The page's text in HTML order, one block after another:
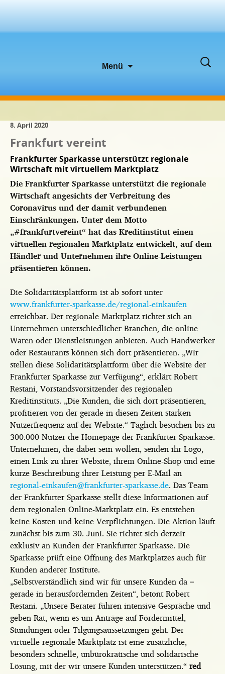
Menü
Suchen
8. April 2020
Frankfurt vereint
Frankfurter Sparkasse unterstützt regionale
Wirtschaft mit virtuellem Marktplatz
Die Frankfurter Sparkasse unterstützt die regionale
Wirtschaft angesichts der Verbreitung des
Coronavirus und der damit verbundenen
Einschränkungen. Unter dem Motto
„#frankfurtvereint“ hat das Kreditinstitut einen
virtuellen regionalen Marktplatz entwickelt, auf dem
Händler und Unternehmen ihre Online-Leistungen
präsentieren können.
Die Solidaritätsplattform ist ab sofort unter
www.frankfurter-sparkasse.de/regional-einkaufen
erreichbar. Der regionale Marktplatz richtet sich an
Unternehmen unterschiedlicher Branchen, die online
Waren oder Dienstleistungen anbieten. Auch Handwerker
oder Restaurants können sich dort präsentieren. „Wir
stellen diese Solidaritätsplattform über die Website der
Frankfurter Sparkasse zur Verfügung“, erklärt Robert
Restani, Vorstandsvorsitzender des regionalen
Kreditinstituts. „Die Kunden, die sich dort präsentieren,
profitieren von der gerade in diesen Zeiten starken
Nutzerfrequenz auf der Website.“ Täglich besuchen bis zu
300.000 Nutzer die Homepage der Frankfurter Sparkasse.
Unternehmen, die dabei sein wollen, senden ihr Logo,
einen Link zu ihrer Website, ihrem Online-Shop und eine
kurze Beschreibung ihrer Leistung per E-Mail an
regional-einkaufen@frankfurter-sparkasse.de. Das Team
der Frankfurter Sparkasse stellt diese Informationen auf
dem regionalen Online-Marktplatz ein. Es entstehen
keine Kosten und keine Verpflichtungen. Die Aktion läuft
zunächst bis zum 30. Juni. Sie richtet sich derzeit
exklusiv an Kunden der Frankfurter Sparkasse. Die
Sparkasse prüft eine Öffnung des Marktplatzes auch für
Kunden anderer Institute.
„Selbstverständlich sind wir für unsere Kunden da –
gerade in herausfordernden Zeiten“, betont Robert
Restani. „Unsere Berater führen intensive Gespräche und
geben Rat, wenn es um Anträge auf Fördermittel,
Stundungen oder Tilgungsaussetzungen geht. Der
virtuelle regionale Marktplatz ist eine zusätzliche,
besonders schnelle, unbürokratische und solidarische
Lösung, mit der wir unsere Kunden unterstützen.“red